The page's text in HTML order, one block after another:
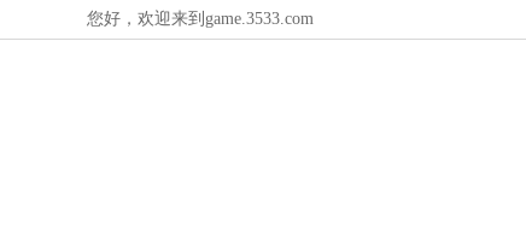
您好，欢迎来到game.3533.com